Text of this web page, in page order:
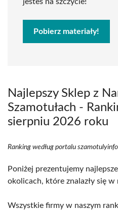
Pobierz materiały!
Najlepszy Sklep z
Szamotułach -
sierpniu 2026 roku
Ranking według portalu
Poniżej prezentujemy
okolicach, które znalazły się
Wszystkie firmy w naszym